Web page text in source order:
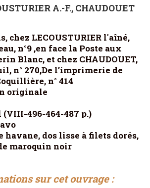
A.-F., CHAUDOUET
chez LECOUSTURIER l'aîné,
n°9 ,en face la Poste aux
Blanc, et chez CHAUDOUET,
n° 270,De l’imprimerie de
n° 414
originale
496-464-487 p.)
havane, dos lisse à filets dorés,
maroquin noir
sur cet ouvrage :